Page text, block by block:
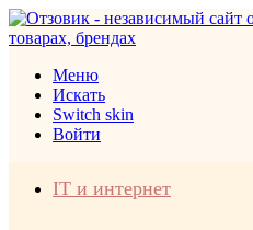
Меню
Искать
Switch skin
Войти
IT и интернет